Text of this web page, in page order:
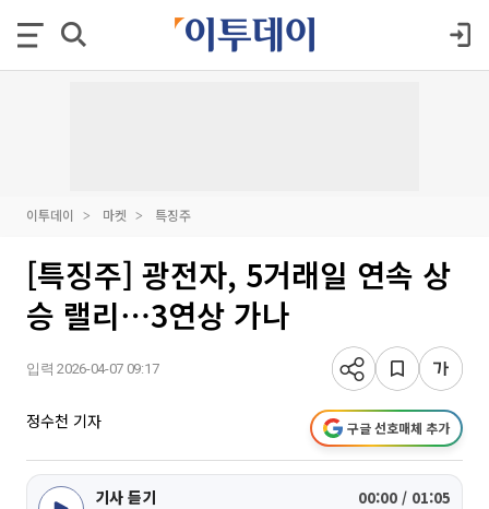
이투데이 마켓 특징주
[특징주] 광전자, 5거래일 연속 상
승 랠리⋯3연상 가나
입력 2026-04-07 09:17
정수천 기자 구글 선호매체 추가
기사 듣기 00:00 / 01:05